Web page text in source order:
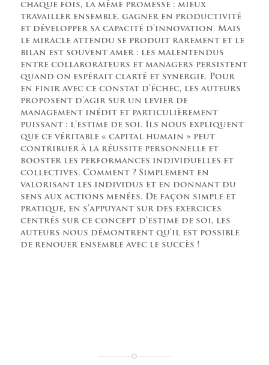
chaque fois, la même promesse : mieux
travailler ensemble, gagner en productivité
et développer sa capacité d’innovation. Mais
le miracle attendu se produit rarement et le
bilan est souvent amer : les malentendus
entre collaborateurs et managers persistent
quand on espérait clarté et synergie. Pour
en finir avec ce constat d’échec, les auteurs
proposent d’agir sur un levier de
management inédit et particulièrement
puissant : l’estime de soi. Ils nous expliquent
que ce véritable « capital humain » peut
contribuer à la réussite personnelle et
booster les performances individuelles et
collectives. Comment ? Simplement en
valorisant les individus et en donnant du
sens aux actions menées. De façon simple et
pratique, en s’appuyant sur des exercices
centrés sur ce concept d’estime de soi, les
auteurs nous démontrent qu’il est possible
de renouer ensemble avec le succès !